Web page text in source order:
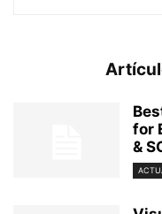
for
&